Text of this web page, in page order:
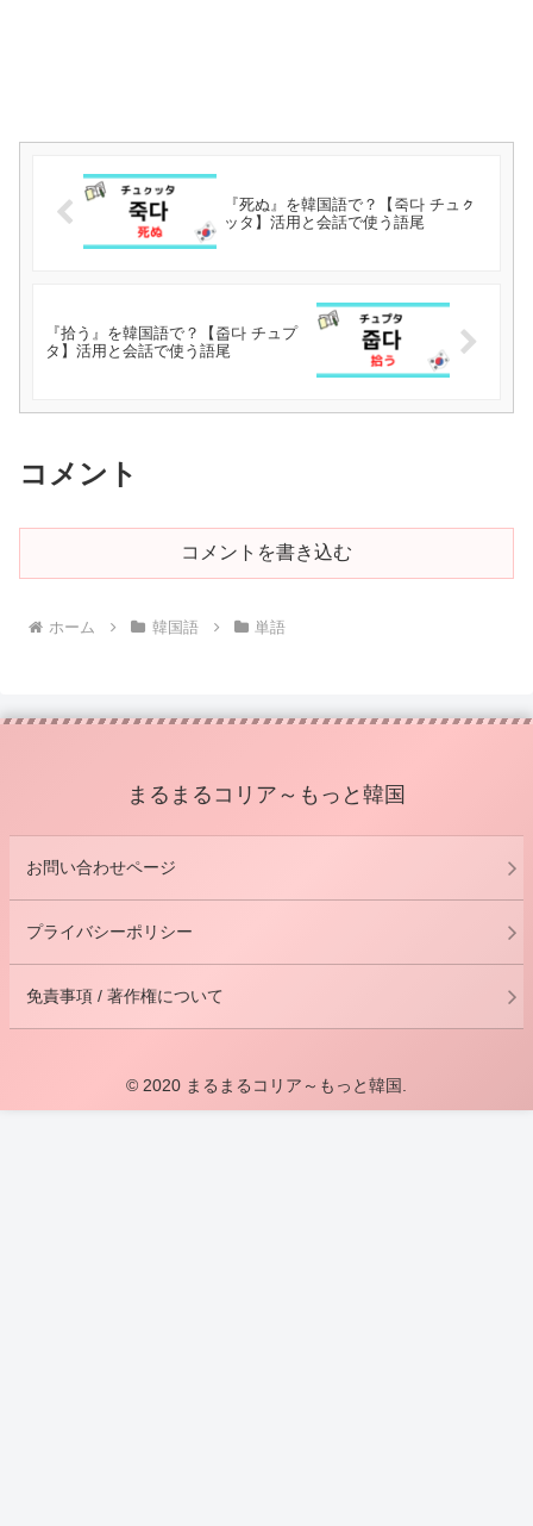
『死ぬ』を韓国語で？【죽다 チュㇰ
ッタ】活用と会話で使う語尾
『拾う』を韓国語で？【줍다 チュプ
タ】活用と会話で使う語尾
コメント
コメントを書き込む
ホーム 韓国語 単語
まるまるコリア～もっと韓国
お問い合わせページ
プライバシーポリシー
免責事項 / 著作権について
© 2020 まるまるコリア～もっと韓国.